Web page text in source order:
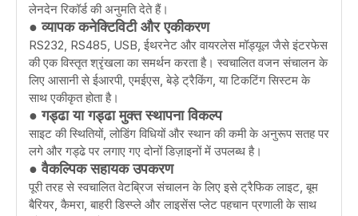
लेनदेन रिकॉर्ड की अनुमति देते हैं।
● व्यापक कनेक्टिविटी और एकीकरण
RS232, RS485, USB, ईथरनेट और वायरलेस मॉड्यूल जैसे इंटरफेस
की एक विस्तृत श्रृंखला का समर्थन करता है। स्वचालित वजन संचालन के
लिए आसानी से ईआरपी, एमईएस, बेड़े ट्रैकिंग, या टिकटिंग सिस्टम के
साथ एकीकृत होता है।
● गड्ढा या गड्ढा मुक्त स्थापना विकल्प
साइट की स्थितियों, लोडिंग विधियों और स्थान की कमी के अनुरूप सतह पर
लगे और गड्ढे पर लगाए गए दोनों डिज़ाइनों में उपलब्ध है।
● वैकल्पिक सहायक उपकरण
पूरी तरह से स्वचालित वेटब्रिज संचालन के लिए इसे ट्रैफिक लाइट, बूम
बैरियर, कैमरा, बाहरी डिस्प्ले और लाइसेंस प्लेट पहचान प्रणाली के साथ